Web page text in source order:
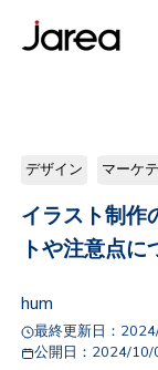
デザイン マーケ
イラスト制作
トや注意点に
hum
最終更新日：
公開日： 2024/10/